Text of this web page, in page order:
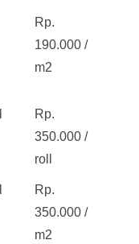
Rp.
190.000 /
m2
Rp.
350.000 /
roll
Rp.
350.000 /
m2